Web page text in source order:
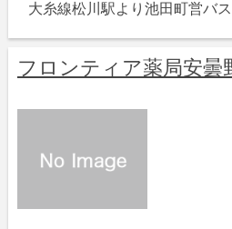
大糸線松川駅より池田町営バ
フロンティア薬局安曇